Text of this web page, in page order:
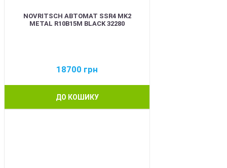
NOVRITSCH АВТОМАТ SSR4 MK2
METAL R10B15M BLACK 32280
18700 грн
ДО КОШИКУ